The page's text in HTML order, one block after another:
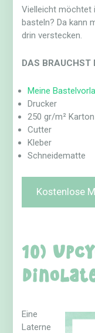
Vielleicht möchtet
basteln? Da kann
drin verstecken.
DAS BRAUCHST
Meine
Drucker
250 gr/m² Karton
Cutter
Kleber
Schneidematte
Kostenlose
10)
Eine
Laterne